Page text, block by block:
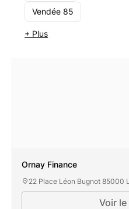
Vendée 85
+ Plus
Ornay Finance
22 Place Léon Bugnot 85000
Voir